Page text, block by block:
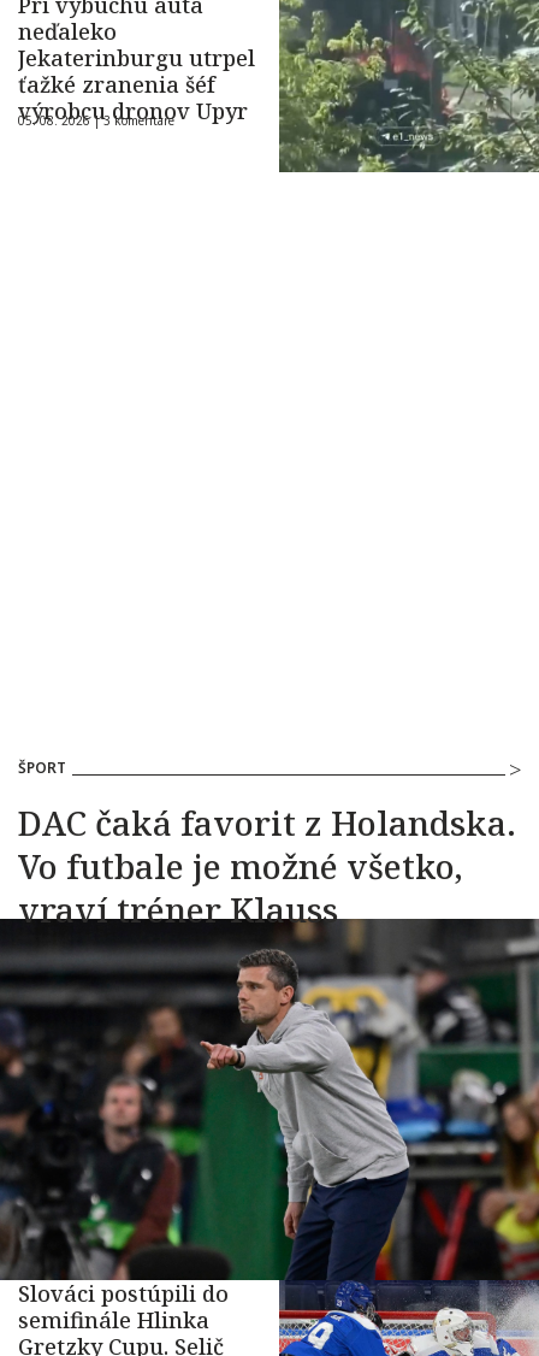
neďaleko
Jekaterinburgu utrpel
ťažké zranenia šéf
výrobcu dronov Upyr
05. 08. 2026 |3 komentáre
ŠPORT